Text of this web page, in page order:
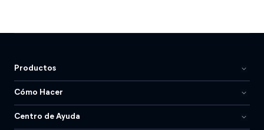
Productos
Cómo Hacer
Centro de Ayuda